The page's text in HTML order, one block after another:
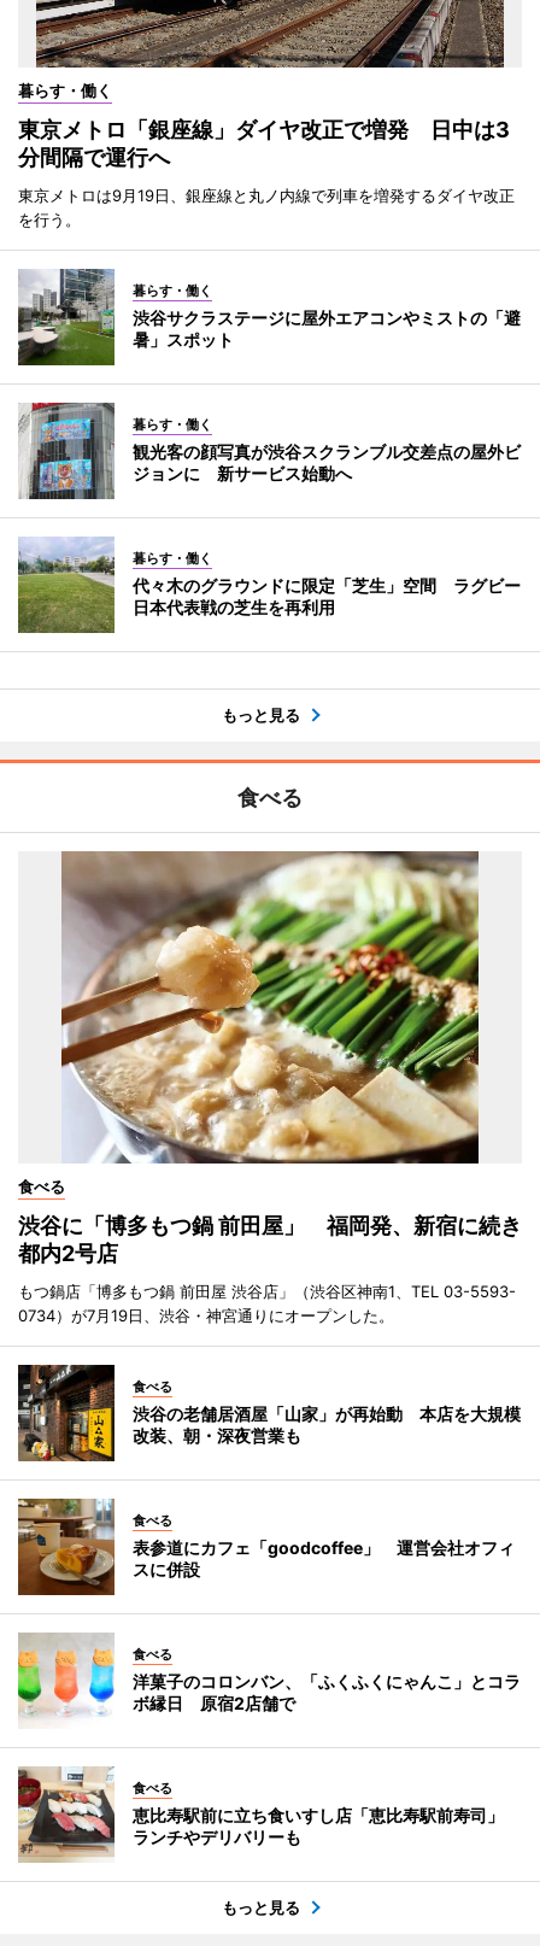
暮らす・働く
東京メトロ「銀座線」ダイヤ改正で増発 日中は3
分間隔で運行へ
東京メトロは9月19日、銀座線と丸ノ内線で列車を増発するダイヤ改正
を行う。
暮らす・働く
渋谷サクラステージに屋外エアコンやミストの「避
暑」スポット
暮らす・働く
観光客の顔写真が渋谷スクランブル交差点の屋外ビ
ジョンに 新サービス始動へ
暮らす・働く
代々木のグラウンドに限定「芝生」空間 ラグビー
日本代表戦の芝生を再利用
もっと見る
食べる
食べる
渋谷に「博多もつ鍋 前田屋」 福岡発、新宿に続き
都内2号店
もつ鍋店「博多もつ鍋 前田屋 渋谷店」（渋谷区神南1、TEL 03-5593-
0734）が7月19日、渋谷・神宮通りにオープンした。
食べる
渋谷の老舗居酒屋「山家」が再始動 本店を大規模
改装、朝・深夜営業も
食べる
表参道にカフェ「goodcoffee」 運営会社オフィ
スに併設
食べる
洋菓子のコロンバン、「ふくふくにゃんこ」とコラ
ボ縁日 原宿2店舗で
食べる
恵比寿駅前に立ち食いすし店「恵比寿駅前寿司」
ランチやデリバリーも
もっと見る